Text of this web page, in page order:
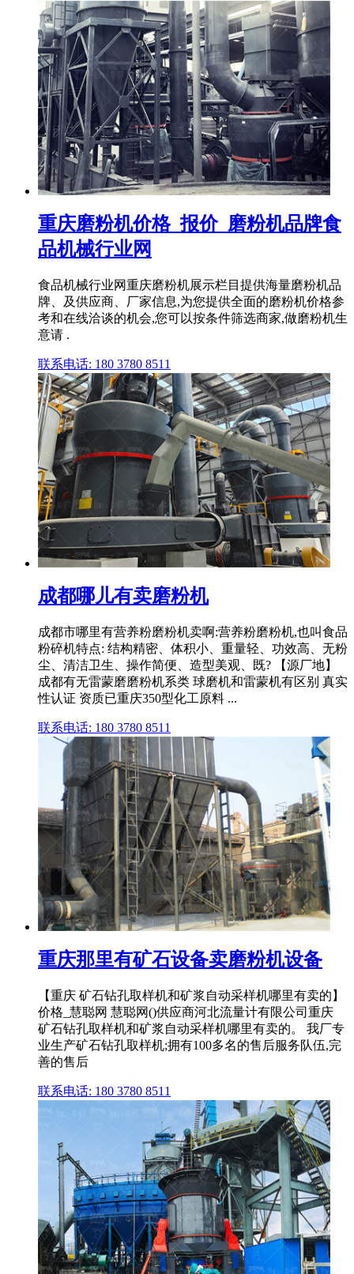
重庆磨粉机价格_报价_磨粉机品牌食
品机械行业网
食品机械行业网重庆磨粉机展示栏目提供海量磨粉机品
牌、及供应商、厂家信息,为您提供全面的磨粉机价格参
考和在线洽谈的机会,您可以按条件筛选商家,做磨粉机生
意请 .
联系电话: 180 3780 8511
成都哪儿有卖磨粉机
成都市哪里有营养粉磨粉机卖啊:营养粉磨粉机,也叫食品
粉碎机特点: 结构精密、体积小、重量轻、功效高、无粉
尘、清洁卫生、操作简便、造型美观、既? 【源厂地】
成都有无雷蒙磨磨粉机系类 球磨机和雷蒙机有区别 真实
性认证 资质已重庆350型化工原料 ...
联系电话: 180 3780 8511
重庆那里有矿石设备卖磨粉机设备
【重庆 矿石钻孔取样机和矿浆自动采样机哪里有卖的】
价格_慧聪网 慧聪网()供应商河北流量计有限公司重庆
矿石钻孔取样机和矿浆自动采样机哪里有卖的。 我厂专
业生产矿石钻孔取样机;拥有100多名的售后服务队伍,完
善的售后
联系电话: 180 3780 8511